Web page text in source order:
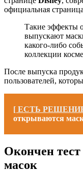
официальная страница
Такие эффекты
выпускают
какого-либо
коллекции
После выпуска
пользователей,
[ ЕСТЬ
открываются
Окончен
масок